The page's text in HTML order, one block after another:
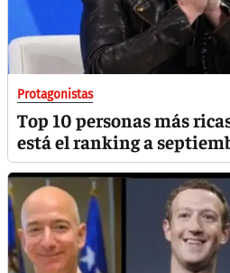
Protagonistas
Top 10 personas más
está el ranking a